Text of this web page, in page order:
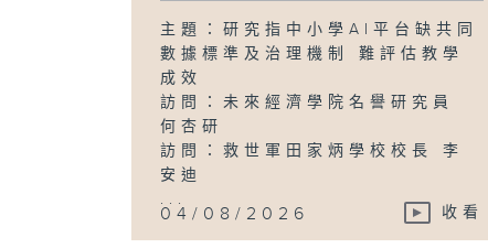
主題：研究指中小學AI平台缺共同
數據標準及治理機制 難評估教學
成效
訪問：未來經濟學院名譽研究員
何杏研
訪問：救世軍田家炳學校校長 李
安迪
...
04/08/2026 收看